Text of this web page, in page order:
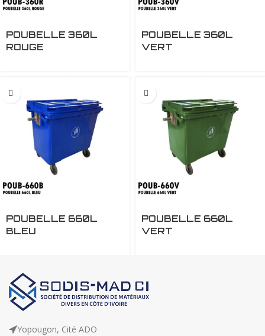
POUBELLE 360L
ROUGE
POUBELLE 360L
VERT
POUBELLE 660L
BLEU
POUBELLE 660L
VERT
Yopougon, Cité ADO